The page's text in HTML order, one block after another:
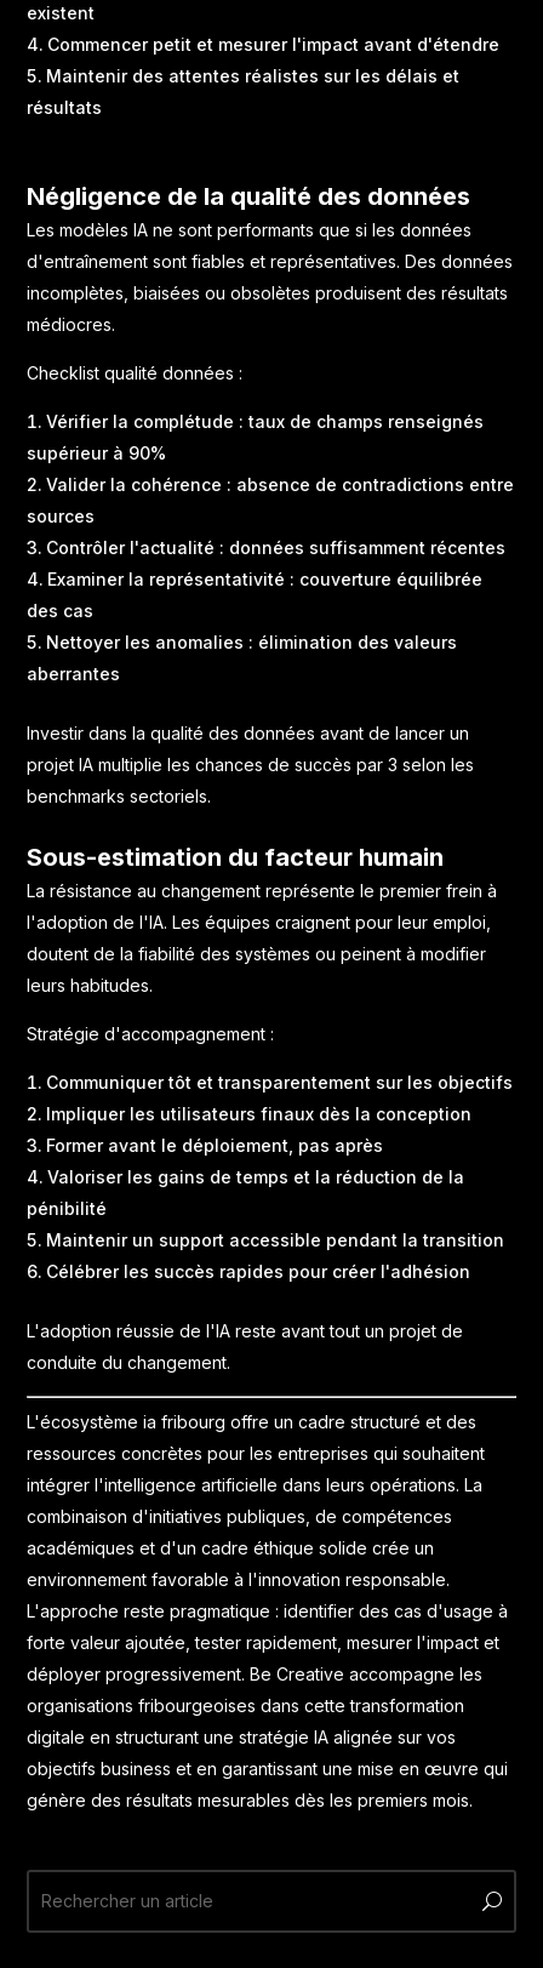
existent
Commencer petit et mesurer l'impact avant d'étendre
Maintenir des attentes réalistes sur les délais et
résultats
Négligence de la qualité des données
Les modèles IA ne sont performants que si les données
d'entraînement sont fiables et représentatives. Des données
incomplètes, biaisées ou obsolètes produisent des résultats
médiocres.
Checklist qualité données :
Vérifier la complétude : taux de champs renseignés
supérieur à 90%
Valider la cohérence : absence de contradictions entre
sources
Contrôler l'actualité : données suffisamment récentes
Examiner la représentativité : couverture équilibrée
des cas
Nettoyer les anomalies : élimination des valeurs
aberrantes
Investir dans la qualité des données avant de lancer un
projet IA multiplie les chances de succès par 3 selon les
benchmarks sectoriels.
Sous-estimation du facteur humain
La résistance au changement représente le premier frein à
l'adoption de l'IA. Les équipes craignent pour leur emploi,
doutent de la fiabilité des systèmes ou peinent à modifier
leurs habitudes.
Stratégie d'accompagnement :
Communiquer tôt et transparentement sur les objectifs
Impliquer les utilisateurs finaux dès la conception
Former avant le déploiement, pas après
Valoriser les gains de temps et la réduction de la
pénibilité
Maintenir un support accessible pendant la transition
Célébrer les succès rapides pour créer l'adhésion
L'adoption réussie de l'IA reste avant tout un projet de
conduite du changement.
L'écosystème ia fribourg offre un cadre structuré et des
ressources concrètes pour les entreprises qui souhaitent
intégrer l'intelligence artificielle dans leurs opérations. La
combinaison d'initiatives publiques, de compétences
académiques et d'un cadre éthique solide crée un
environnement favorable à l'innovation responsable.
L'approche reste pragmatique : identifier des cas d'usage à
forte valeur ajoutée, tester rapidement, mesurer l'impact et
déployer progressivement.Be Creative accompagne les
organisations fribourgeoises dans cette transformation
digitale en structurant une stratégie IA alignée sur vos
objectifs business et en garantissant une mise en œuvre qui
génère des résultats mesurables dès les premiers mois.